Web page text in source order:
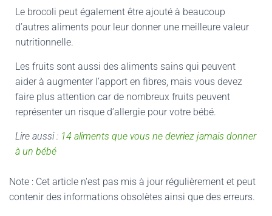
Le brocoli peut également être ajouté à beaucoup
d’autres aliments pour leur donner une meilleure valeur
nutritionnelle.
Les fruits sont aussi des aliments sains qui peuvent
aider à augmenter l’apport en fibres, mais vous devez
faire plus attention car de nombreux fruits peuvent
représenter un risque d’allergie pour votre bébé.
Lire aussi : 14 aliments que vous ne devriez jamais donner
à un bébé
Note : Cet article n'est pas mis à jour régulièrement et peut
contenirdes informations obsolètes ainsi que des erreurs.